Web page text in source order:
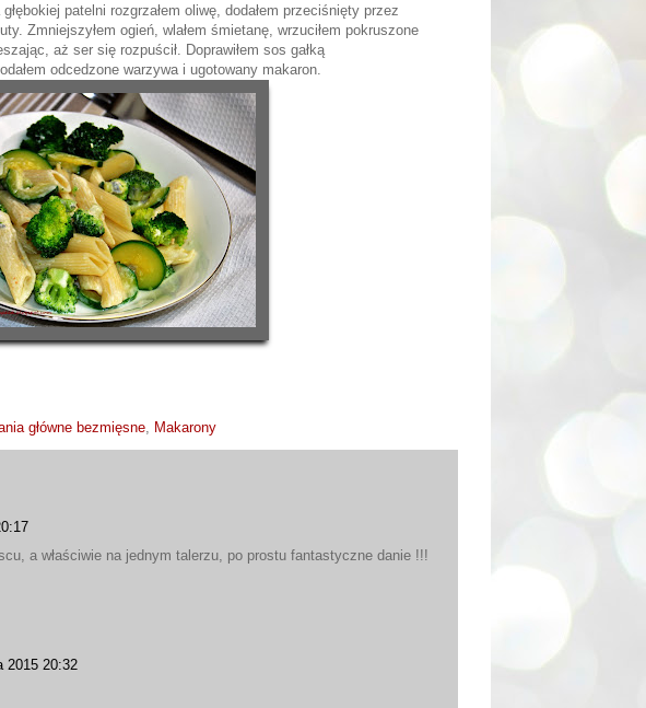
patelni rozgrzałem oliwę, dodałem przeciśnięty przez
Zmniejszyłem ogień, wlałem śmietanę, wrzuciłem pokruszone
aż ser się rozpuścił. Doprawiłem sos gałką
odcedzone warzywa i ugotowany makaron.
główne bezmięsne, Makarony
a właściwie na jednym talerzu, po prostu fantastyczne danie !!!
2015 20:32